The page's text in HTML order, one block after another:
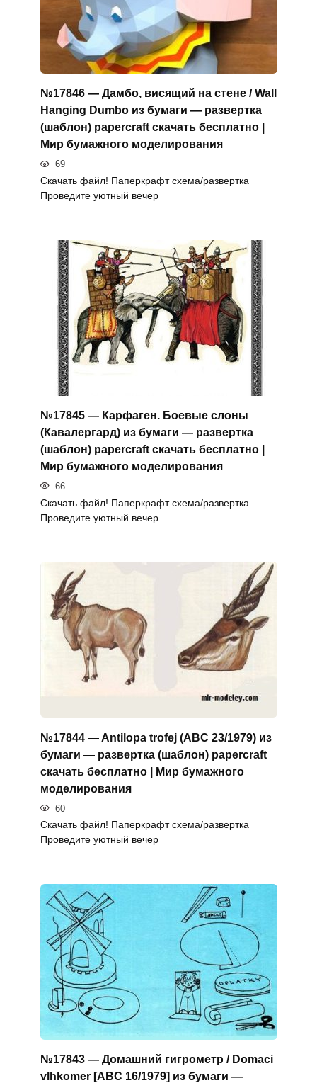
№17846 — Дамбо, висящий на стене / Wall
Hanging Dumbo из бумаги — развертка
(шаблон) papercraft скачать бесплатно |
Мир бумажного моделирования
69
Скачать файл! Паперкрафт схема/развертка
Проведите уютный вечер
№17845 — Карфаген. Боевые слоны
(Кавалергард) из бумаги — развертка
(шаблон) papercraft скачать бесплатно |
Мир бумажного моделирования
66
Скачать файл! Паперкрафт схема/развертка
Проведите уютный вечер
№17844 — Antilopa trofej (ABC 23/1979) из
бумаги — развертка (шаблон) papercraft
скачать бесплатно | Мир бумажного
моделирования
60
Скачать файл! Паперкрафт схема/развертка
Проведите уютный вечер
№17843 — Домашний гигрометр / Domaci
vlhkomer [ABC 16/1979] из бумаги —